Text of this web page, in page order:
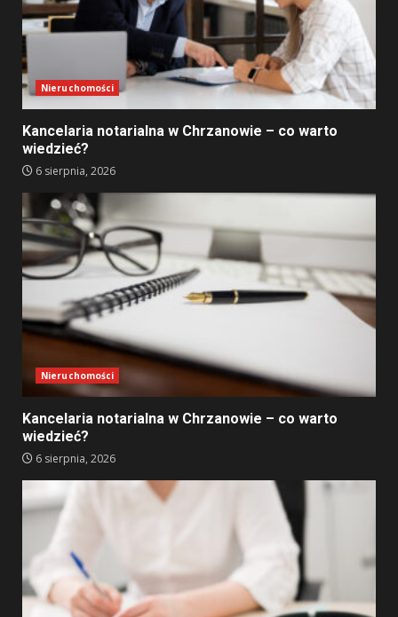
Nieruchomości
Kancelaria notarialna w Chrzanowie – co warto
wiedzieć?
6 sierpnia, 2026
Nieruchomości
Kancelaria notarialna w Chrzanowie – co warto
wiedzieć?
6 sierpnia, 2026